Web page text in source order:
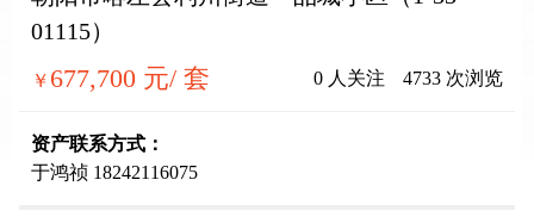
01115）
￥ 677,700 元/ 套 0 人关注 4733 次浏览
资产联系方式：
于鸿祯 18242116075